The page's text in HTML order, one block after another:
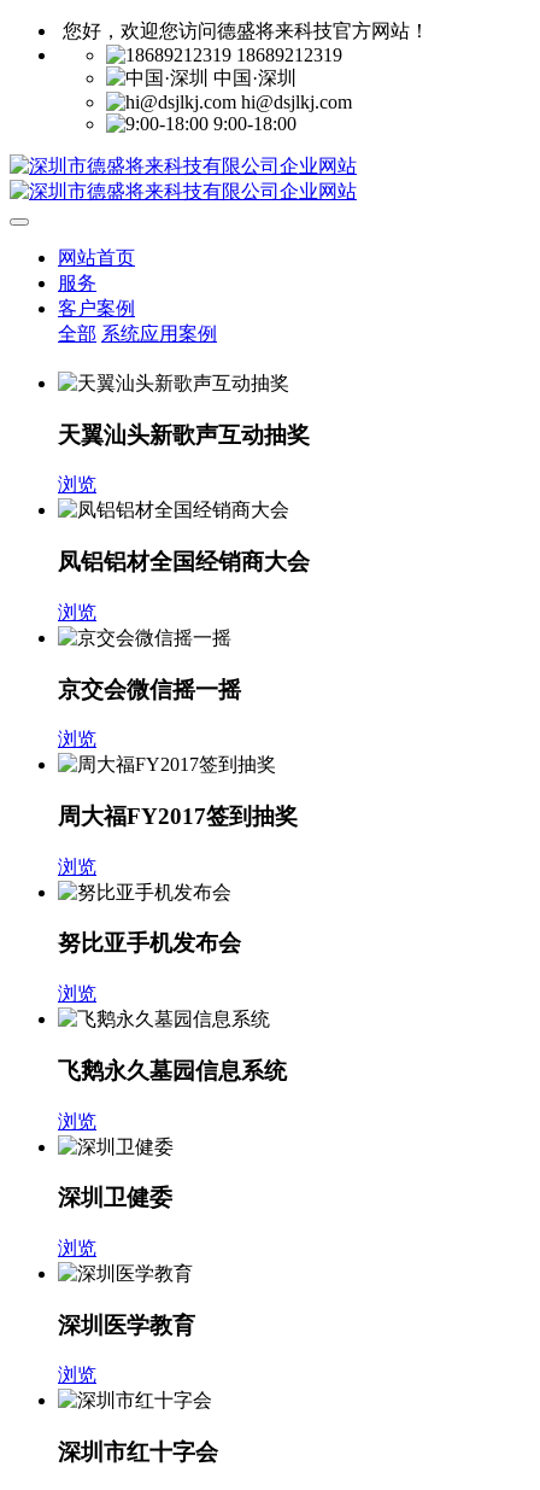
您好，欢迎您访问德盛将来科技官方网站！
18689212319
中国·深圳
hi@dsjlkj.com
9:00-18:00
网站首页
服务
客户案例
全部 系统应用案例
天翼汕头新歌声互动抽奖
浏览
凤铝铝材全国经销商大会
浏览
京交会微信摇一摇
浏览
周大福FY2017签到抽奖
浏览
努比亚手机发布会
浏览
飞鹅永久墓园信息系统
浏览
深圳卫健委
浏览
深圳医学教育
浏览
深圳市红十字会